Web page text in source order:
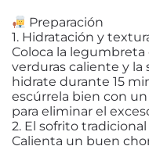
Preparación
1. Hidratación y
Coloca la
verduras caliente y la
hidrate durante 15
escúrrela bien con
para eliminar el
2. El sofrito
Calienta un buen